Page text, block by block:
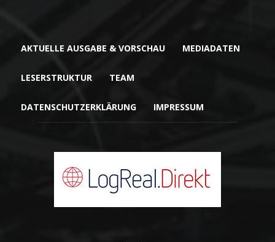
AKTUELLE AUSGABE & VORSCHAU MEDIADATEN
LESERSTRUKTUR TEAM
DATENSCHUTZERKLÄRUNG IMPRESSUM